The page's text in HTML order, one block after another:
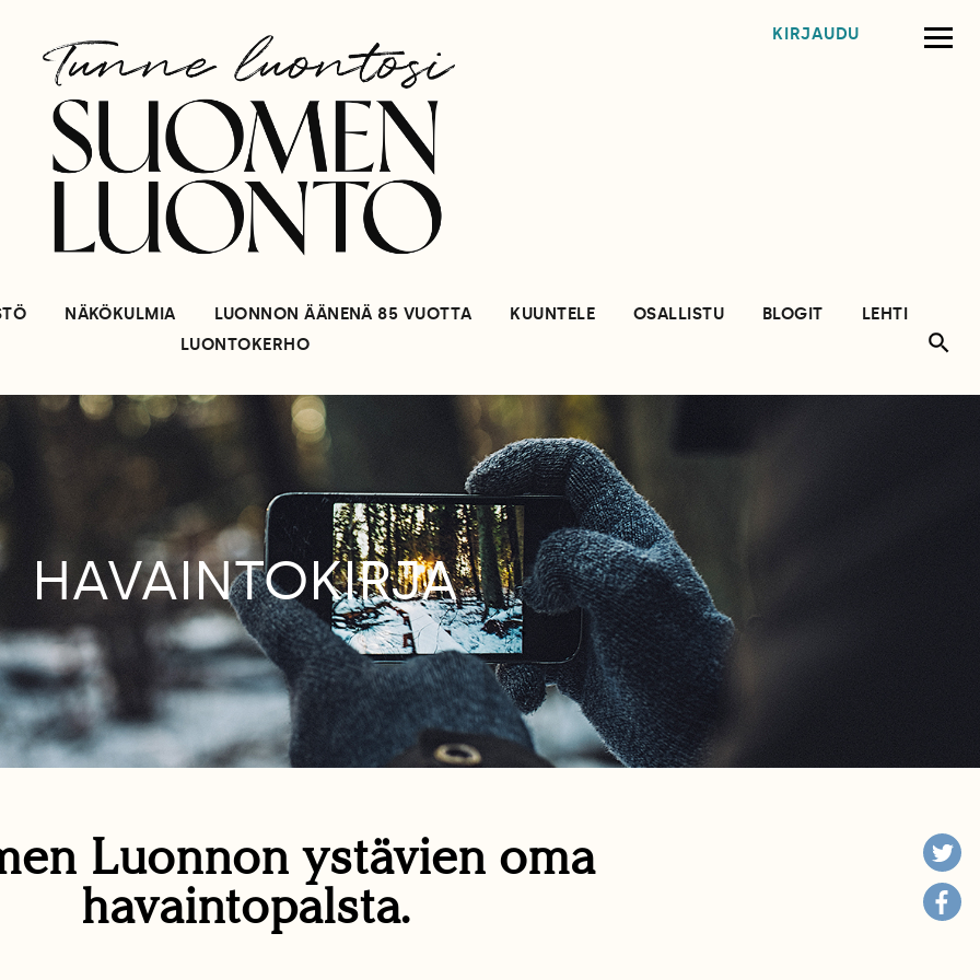
KIRJAUDU
NÄKÖKULMIA LUONNON ÄÄNENÄ 85 VUOTTA KUUNTELE OSALLISTU BLOGIT
LEHTI
LUONTOKERHO
HAVAINTOKIRJA
Luonnon ystävien oma
havaintopalsta.